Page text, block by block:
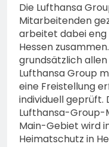
Die Lufthansa
Mitarbeitenden
arbeitet dabei
Hessen
grundsätzlich
Lufthansa Group
eine Freistellung
individuell geprüft.
Lufthansa-Group-
Main-Gebiet wird
Heimatschutz in